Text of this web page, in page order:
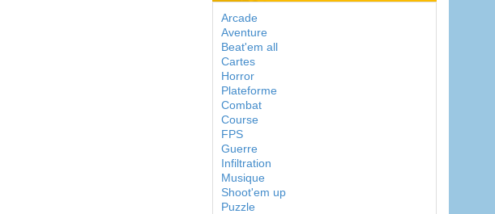
Arcade
Aventure
Beat'em all
Cartes
Horror
Plateforme
Combat
Course
FPS
Guerre
Infiltration
Musique
Shoot'em up
Puzzle